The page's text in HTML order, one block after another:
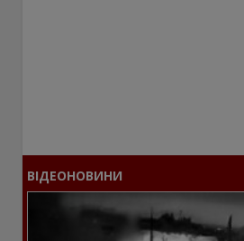
ВІДЕОНОВИНИ